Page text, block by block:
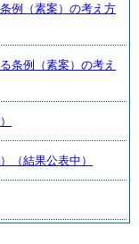
例（素案）の考え方
条例（素案）の考え
（結果公表中）